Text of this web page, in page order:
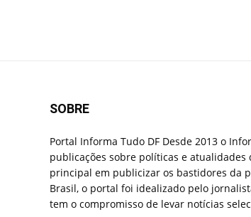
SOBRE
Portal Informa Tudo DF Desde 2013 o
publicações sobre políticas e atualidades
principal em publicizar os bastidores da
Brasil, o portal foi idealizado pelo
tem o compromisso de levar notícias